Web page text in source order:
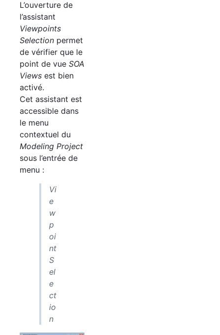
L’ouverture de
l’assistant
Viewpoints
Selection permet
de vérifier que le
point de vue SOA
Views est bien
activé.
Cet assistant est
accessible dans
le menu
contextuel du
Modeling Project
sous l’entrée de
menu :
Vi
e
w
p
oi
nt
S
el
e
ct
io
n